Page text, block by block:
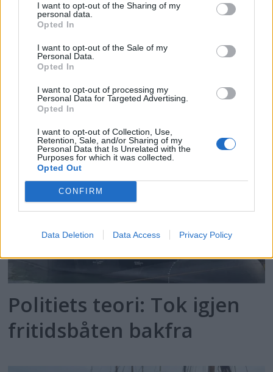
I want to opt-out of the Sharing of my
personal data.
Opted In
I want to opt-out of the Sale of my
Personal Data.
Opted In
I want to opt-out of processing my
Personal Data for Targeted Advertising.
Opted In
I want to opt-out of Collection, Use,
Retention, Sale, and/or Sharing of my
Personal Data that Is Unrelated with the
Purposes for which it was collected.
Opted Out
CONFIRM
Data Deletion Data Access Privacy Policy
PLUS
Satser på Sting, øker
salget
Politiets teori: Tok igjen
fritidsbåten bakfra